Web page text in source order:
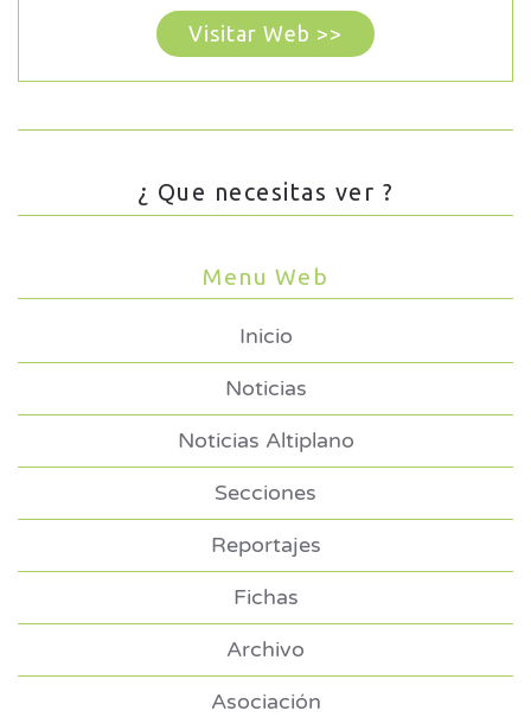
Visitar Web >>
¿ Que necesitas ver ?
Menu Web
Inicio
Noticias
Noticias Altiplano
Secciones
Reportajes
Fichas
Archivo
Asociación